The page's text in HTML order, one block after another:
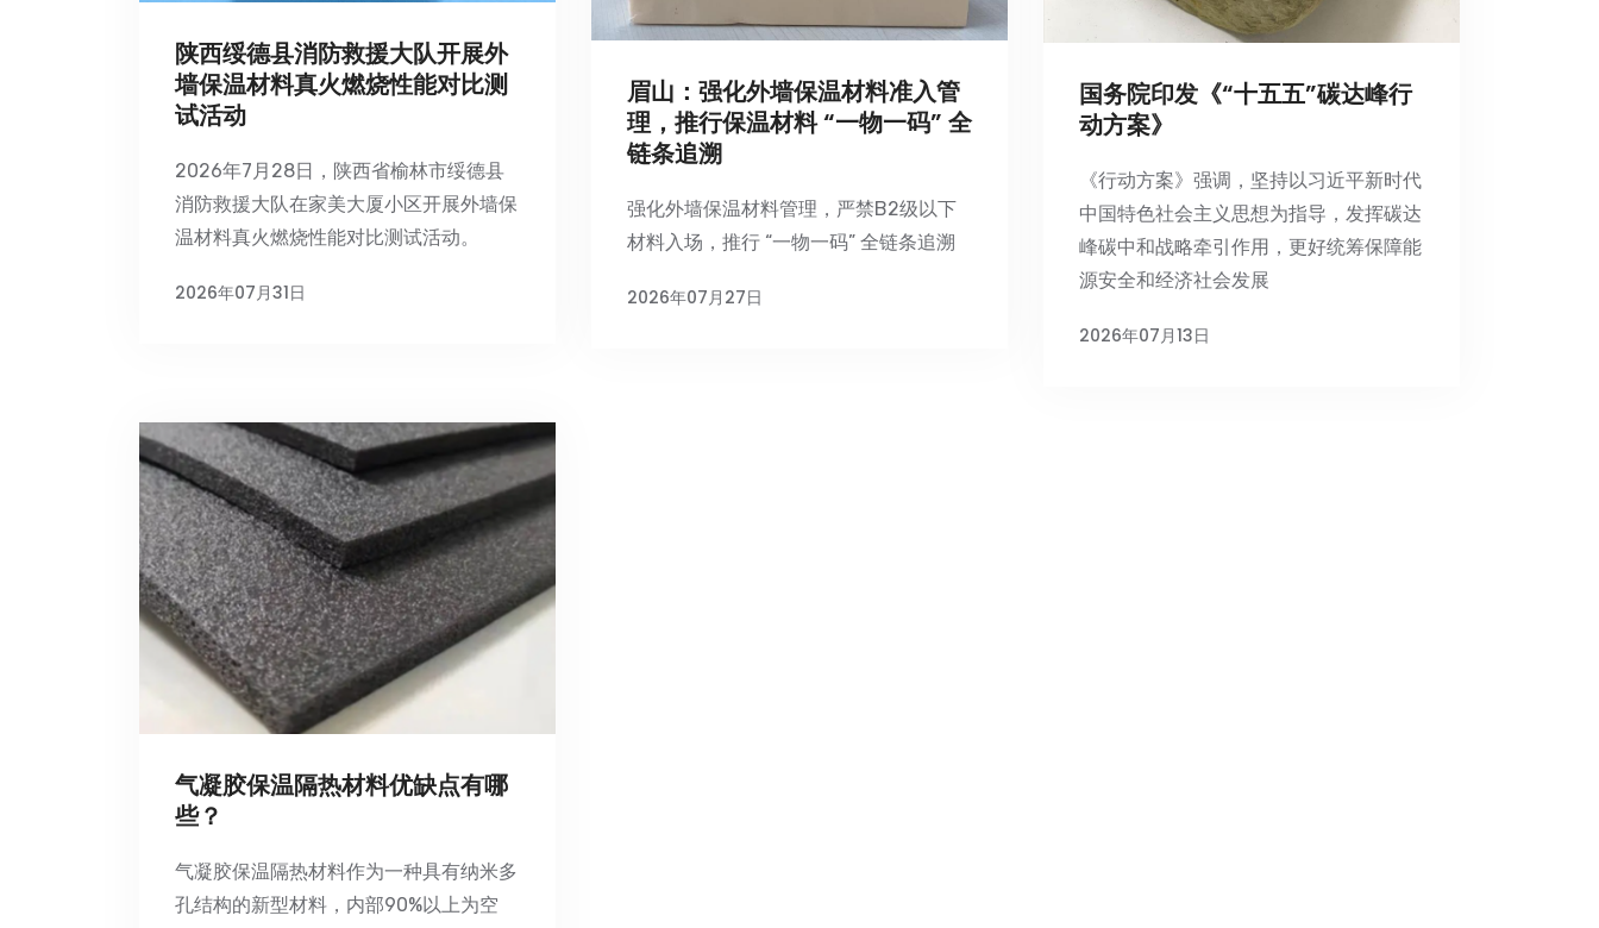
陕西绥德县消防救援大队开展外
墙保温材料真火燃烧性能对比测
试活动
2026年7月28日，陕西省榆林市绥德县
消防救援大队在家美大厦小区开展外墙保
温材料真火燃烧性能对比测试活动。
2026年07月31日
眉山：强化外墙保温材料准入管
理，推行保温材料 “一物一码” 全
链条追溯
强化外墙保温材料管理，严禁B2级以下
材料入场，推行 “一物一码” 全链条追溯
2026年07月27日
国务院印发《“十五五”碳达峰行
动方案》
《行动方案》强调，坚持以习近平新时代
中国特色社会主义思想为指导，发挥碳达
峰碳中和战略牵引作用，更好统筹保障能
源安全和经济社会发展
2026年07月13日
气凝胶保温隔热材料优缺点有哪
些？
气凝胶保温隔热材料作为一种具有纳米多
孔结构的新型材料，内部90%以上为空